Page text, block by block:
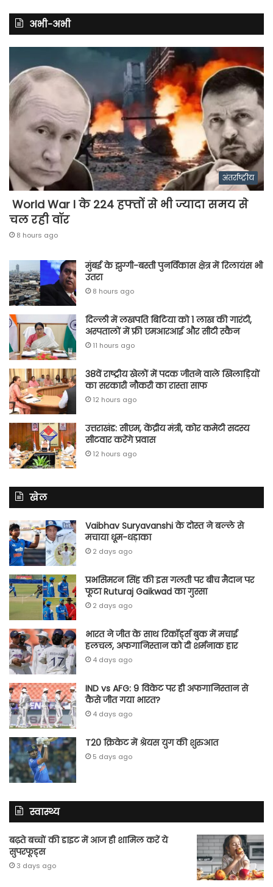
अभी-अभी
अंतर्राष्ट्रीय
World War I के 224 हफ्तों से भी ज्यादा समय से
चल रही वॉर
8 hours ago
मुंबई के झुग्गी-बस्ती पुनर्विकास क्षेत्र में रिलायंस भी
उतरा
8 hours ago
दिल्ली में लखपति बिटिया को 1 लाख की गारंटी,
अस्पतालों में फ्री एमआरआई और सीटी स्कैन
11 hours ago
38वें राष्ट्रीय खेलों में पदक जीतने वाले खिलाड़ियों
का सरकारी नौकरी का रास्ता साफ
12 hours ago
उत्तराखंड: सीएम, केंद्रीय मंत्री, कोर कमेटी सदस्य
सीटवार करेंगे प्रवास
12 hours ago
खेल
Vaibhav Suryavanshi के दोस्त ने बल्ले से
मचाया धूम-धड़ाका
2 days ago
प्रभसिमरन सिंह की इस गलती पर बीच मैदान पर
फूटा Ruturaj Gaikwad का गुस्सा
2 days ago
भारत ने जीत के साथ रिकॉर्ड्स बुक में मचाई
हलचल, अफगानिस्तान को दी शर्मनाक हार
4 days ago
IND vs AFG: 9 विकेट पर ही अफगानिस्तान से
कैसे जीत गया भारत?
4 days ago
T20 क्रिकेट में श्रेयस युग की शुरुआत
5 days ago
स्वास्थ्य
बढ़ते बच्चों की डाइट में आज ही शामिल करें ये
सुपरफूड्स
3 days ago